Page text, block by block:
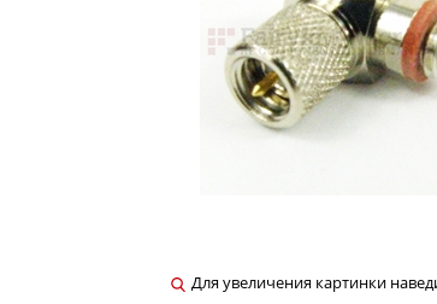
Для увеличения картинки